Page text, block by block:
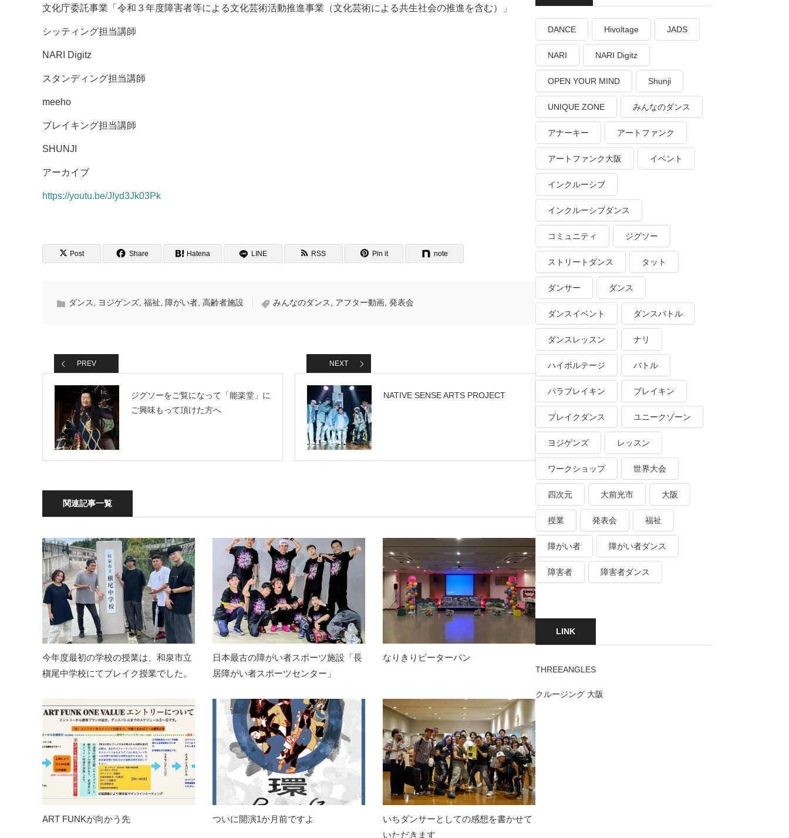
文化庁委託事業「令和３年度障害者等による文化芸術活動推進事業（文化芸術による共生社会の推進を含む）」
シッティング担当講師
NARI Digitz
スタンディング担当講師
meeho
ブレイキング担当講師
SHUNJI
アーカイブ
https://youtu.be/JIyd3Jk03Pk
Post Share Hatena LINE RSS Pin it note
ダンス ヨジゲンズ 福祉 障がい者 高齢者施設 みんなのダンス アフター動画 発表会
PREV
ジグソーをご覧になって「能楽堂」に
ご興味もって頂けた方へ
NEXT
NATIVE SENSE ARTS PROJECT
関連記事一覧
今年度最初の学校の授業は、和泉市立
槇尾中学校にてブレイク授業でした。
日本最古の障がい者スポーツ施設「長
居障がい者スポーツセンター」
なりきりピーターパン
ART FUNKが向かう先 ついに開演1か月前ですよ
いちダンサーとしての感想を書かせて
いただきます
DANCE Hivoltage JADS
NARI NARI Digitz
OPEN YOUR MIND Shunji
UNIQUE ZONE みんなのダンス
アナーキー アートファンク
アートファンク大阪 イベント
インクルーシブ
インクルーシブダンス
コミュニティ ジグソー
ストリートダンス タット
ダンサー ダンス
ダンスイベント ダンスバトル
ダンスレッスン ナリ
ハイボルテージ バトル
パラブレイキン ブレイキン
ブレイクダンス ユニークゾーン
ヨジゲンズ レッスン
ワークショップ 世界大会
四次元 大前光市 大阪
授業 発表会 福祉
障がい者 障がい者ダンス
障害者 障害者ダンス
LINK
THREEANGLES
クルージング 大阪